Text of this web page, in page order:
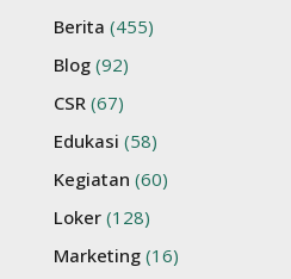
Berita (455)
Blog (92)
CSR (67)
Edukasi (58)
Kegiatan (60)
Loker (128)
Marketing (16)